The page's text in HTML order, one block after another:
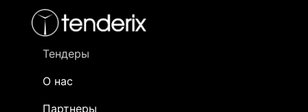
Тендеры
О нас
Партнеры
- активный лот
- сохраненный лот (не опубликован)